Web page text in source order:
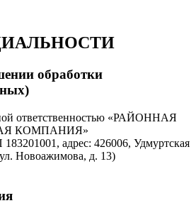
обработки
ответственностью «РАЙОННАЯ
КОМПАНИЯ»
адрес: 426006, Удмуртская
Новоажимова, д. 13)